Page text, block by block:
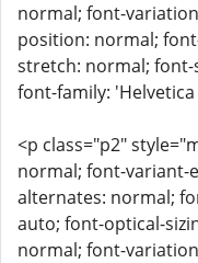
normal; font-
position: normal;
stretch: normal; font-
font-family: 'Helvetica
<p class="p2"
normal; font-variant-
alternates: normal;
auto; font-optical-
normal; font-